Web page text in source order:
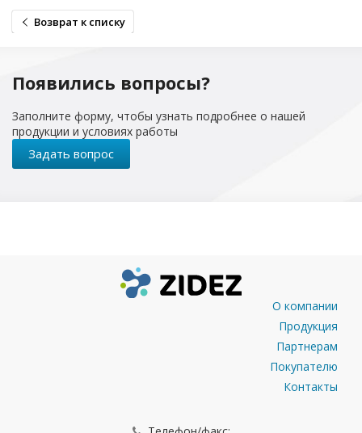
Возврат к списку
Появились вопросы?
Заполните форму, чтобы узнать подробнее о нашей
продукции и условиях работы
Задать вопрос
О компании
Продукция
Партнерам
Покупателю
Контакты